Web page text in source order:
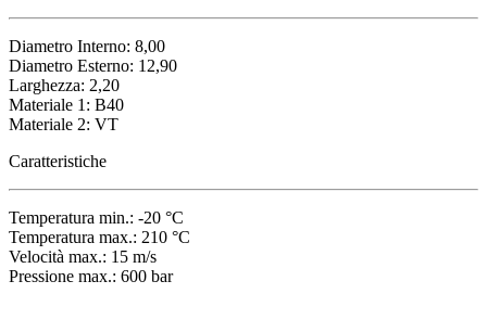
Diametro Interno: 8,00
Diametro Esterno: 12,90
Larghezza: 2,20
Materiale 1: B40
Materiale 2: VT
Caratteristiche
Temperatura min.: -20 °C
Temperatura max.: 210 °C
Velocità max.: 15 m/s
Pressione max.: 600 bar